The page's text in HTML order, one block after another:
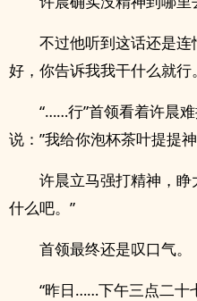
不过他听到这话还是
好，你告诉我我干什么就行
“……行”首领看着许晨
说：”我给你泡杯茶叶提提
许晨立马强打精神，
什么吧。”
首领最终还是叹口气。
“昨日……下午三点二十